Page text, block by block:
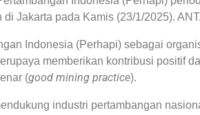
Jakarta pada Kamis (23/1/2025).
Indonesia (Perhapi) sebagai
memberikan kontribusi positif
(good mining practice).
industri pertambangan